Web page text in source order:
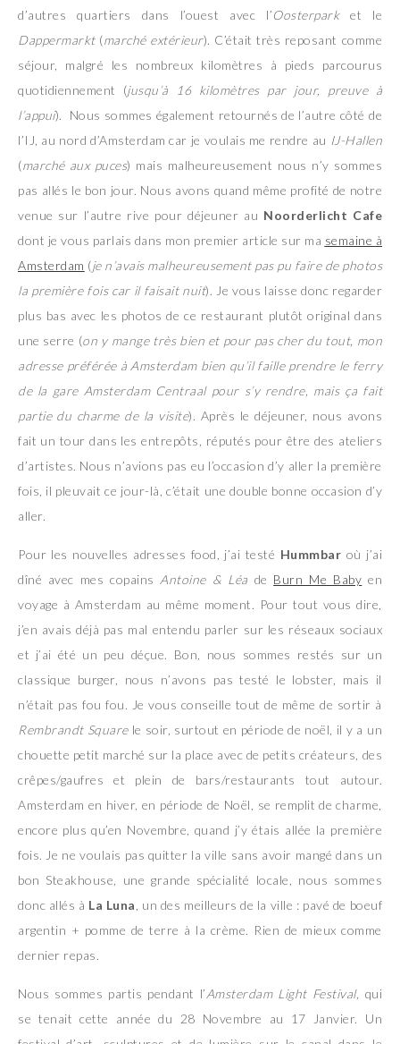
d’autres quartiers dans l’ouest avec l’Oosterparket le
Dappermarkt(marché extérieur). C’était très reposant comme
séjour, malgré les nombreux kilomètres à pieds parcourus
quotidiennement (jusqu’à 16 kilomètres par jour, preuve à
l’appui). Nous sommes également retournés de l’autre côté de
l’IJ, au nord d’Amsterdam car je voulais me rendre au IJ-Hallen
(marché aux puces) mais malheureusement nous n’y sommes
pas allés le bon jour. Nous avons quand même profité de notre
venue sur l’autre rive pour déjeuner au Noorderlicht Cafe
dont je vous parlais dans mon premier article sur ma semaine à
Amsterdam (je n’avais malheureusement pas pu faire de photos
la première fois car il faisait nuit). Je vous laisse donc regarder
plus bas avec les photos de ce restaurant plutôt original dans
une serre (on y mange très bien et pour pas cher du tout, mon
adresse préférée à Amsterdam bien qu’il faille prendre le ferry
de la gare Amsterdam Centraal pour s’y rendre, mais ça fait
partie du charme de la visite). Après le déjeuner, nous avons
fait un tour dans les entrepôts, réputés pour être des ateliers
d’artistes. Nous n’avions pas eu l’occasion d’y aller la première
fois, il pleuvait ce jour-là, c’était une double bonne occasion d’y
aller.
Pour les nouvelles adresses food, j’ai testé Hummbar où j’ai
dîné avec mes copains Antoine & Léa de Burn Me Baby en
voyage à Amsterdam au même moment. Pour tout vous dire,
j’en avais déjà pas mal entendu parler sur les réseaux sociaux
et j’ai été un peu déçue. Bon, nous sommes restés sur un
classique burger, nous n’avons pas testé le lobster, mais il
n’était pas fou fou. Je vous conseille tout de même de sortir à
Rembrandt Squarele soir, surtout en période de noël, il y a un
chouette petit marché sur la place avec de petits créateurs, des
crêpes/gaufres et plein de bars/restaurants tout autour.
Amsterdam en hiver, en période de Noël, se remplit de charme,
encore plus qu’en Novembre, quand j’y étais allée la première
fois. Je ne voulais pas quitter la ville sans avoir mangé dans un
bon Steakhouse, une grande spécialité locale, nous sommes
donc allés à La Luna , un des meilleurs de la ville : pavé de boeuf
argentin + pomme de terre à la crème. Rien de mieux comme
dernier repas.
Nous sommes partis pendant l’Amsterdam Light Festival, qui
se tenait cette année du 28 Novembre au 17 Janvier. Un